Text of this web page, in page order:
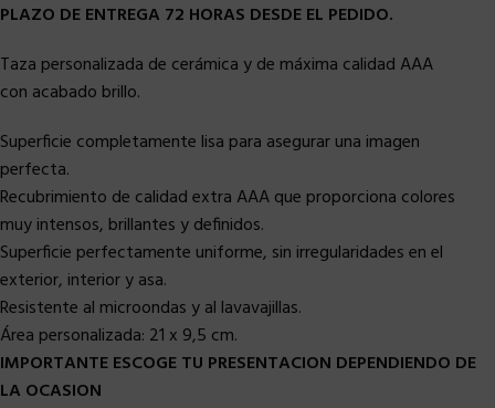
PLAZO DE ENTREGA 72 HORAS DESDE EL PEDIDO.
Taza personalizada de cerámica y de máxima calidad AAA
con acabado brillo.
Superficie completamente lisa para asegurar una imagen
perfecta.
Recubrimiento de calidad extra AAA que proporciona colores
muy intensos, brillantes y definidos.
Superficie perfectamente uniforme, sin irregularidades en el
exterior, interior y asa.
Resistente al microondas y al lavavajillas.
Área personalizada: 21 x 9,5 cm.
IMPORTANTE ESCOGE TU PRESENTACION DEPENDIENDO DE
LA OCASION